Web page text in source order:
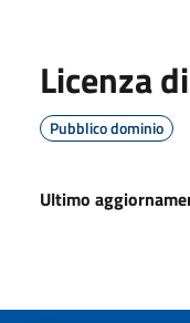
Licenza
Pubblico dominio
Ultimo